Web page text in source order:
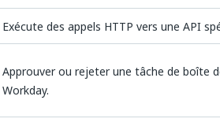
Exécute des appels HTTP vers une API
Approuver ou rejeter une tâche de boîte
Workday.